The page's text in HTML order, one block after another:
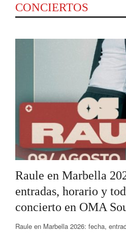
CONCIERTOS
Raule en Marbella
entradas, horario y
concierto en OMA
Raule en Marbella 2026: fecha,